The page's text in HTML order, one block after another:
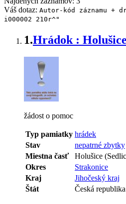
Váš dotaz: Autor-kód záznamu +
i000002 210r^"
1.Hrádok : Holušice
žádost o pomoc
Typ pamiatky hrádek
Stav
nepatrné zbytky
Miestna časť
Holušice
Okres
Strakonice
Kraj
Jihočeský kraj
Štát
Česká republika